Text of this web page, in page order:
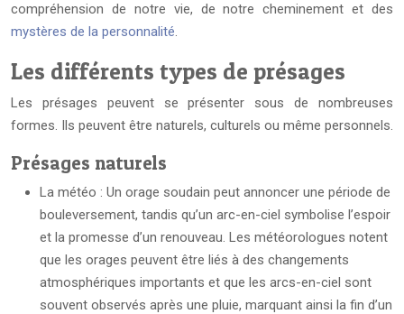
compréhension de notre vie, de notre cheminement et des
mystères de la personnalité.
Les différents types de présages
Les présages peuvent se présenter sous de nombreuses
formes. Ils peuvent être naturels, culturels ou même personnels.
Présages naturels
La météo : Un orage soudain peut annoncer une période de
bouleversement, tandis qu’un arc-en-ciel symbolise l’espoir
et la promesse d’un renouveau. Les météorologues notent
que les orages peuvent être liés à des changements
atmosphériques importants et que les arcs-en-ciel sont
souvent observés après une pluie, marquant ainsi la fin d’un